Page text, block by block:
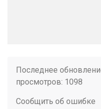
Последнее
просмотров: 1098
Сообщить об ошибке